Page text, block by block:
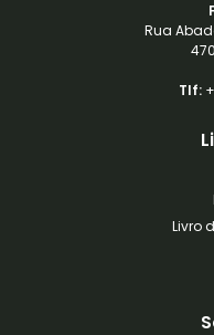
Rua
Tlf:
Livro